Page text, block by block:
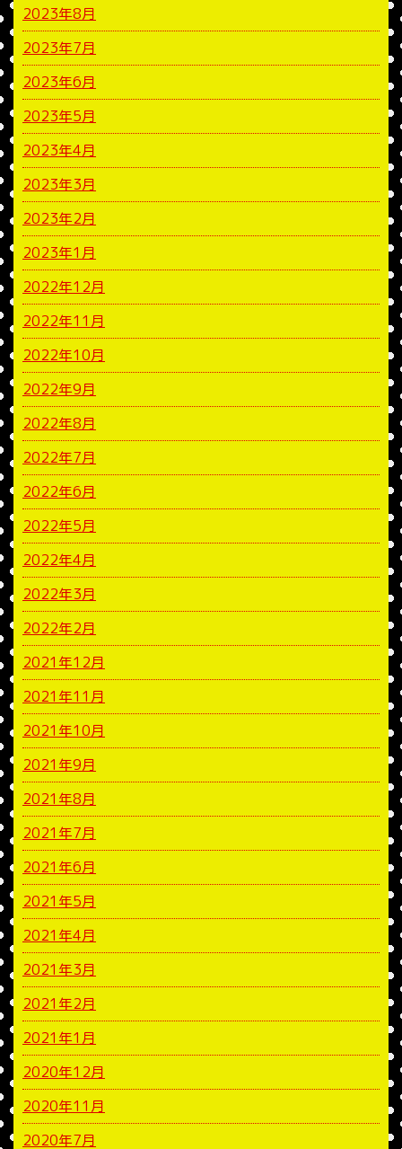
2023年8月
2023年7月
2023年6月
2023年5月
2023年4月
2023年3月
2023年2月
2023年1月
2022年12月
2022年11月
2022年10月
2022年9月
2022年8月
2022年7月
2022年6月
2022年5月
2022年4月
2022年3月
2022年2月
2021年12月
2021年11月
2021年10月
2021年9月
2021年8月
2021年7月
2021年6月
2021年5月
2021年4月
2021年3月
2021年2月
2021年1月
2020年12月
2020年11月
2020年7月